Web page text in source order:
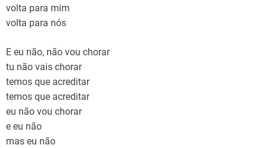
volta para mim
volta para nós
E eu não, não vou chorar
tu não vais chorar
temos que acreditar
temos que acreditar
eu não vou chorar
e eu não
mas eu não